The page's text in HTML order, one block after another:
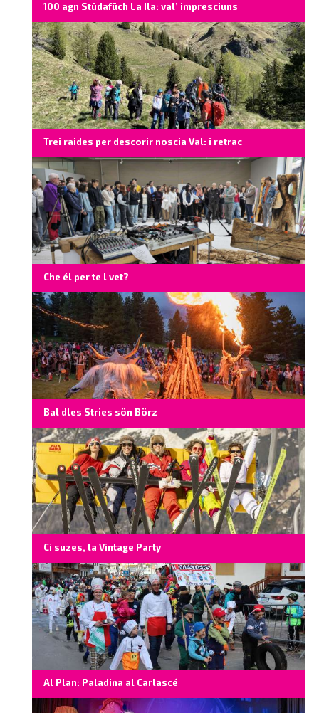
100 agn Stüdafüch La Ila: val’ impresciuns
Trei raides per descorir noscia Val: i retrac
Che él per te l vet?
Bal dles Stries sön Börz
Ci suzes, la Vintage Party
Al Plan: Paladina al Carlascé